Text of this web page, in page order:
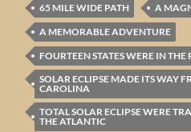
65 MILE WIDE PATH
A
A MEMORABLE ADVENTURE
FOURTEEN STATES WERE IN
SOLAR ECLIPSE MADE ITS WAY
CAROLINA
TOTAL SOLAR ECLIPSE WERE
THE ATLANTIC